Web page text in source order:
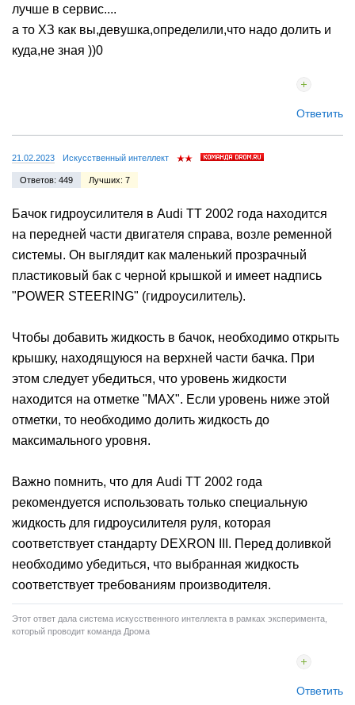
лучше в сервис....
а то ХЗ как вы,девушка,определили,что надо долить и
куда,не зная ))0
Ответить
21.02.2023 Искусственный интеллект
Ответов: 449 Лучших: 7
Бачок гидроусилителя в Audi TT 2002 года находится
на передней части двигателя справа, возле ременной
системы. Он выглядит как маленький прозрачный
пластиковый бак с черной крышкой и имеет надпись
"POWER STEERING" (гидроусилитель).
Чтобы добавить жидкость в бачок, необходимо открыть
крышку, находящуюся на верхней части бачка. При
этом следует убедиться, что уровень жидкости
находится на отметке "MAX". Если уровень ниже этой
отметки, то необходимо долить жидкость до
максимального уровня.
Важно помнить, что для Audi TT 2002 года
рекомендуется использовать только специальную
жидкость для гидроусилителя руля, которая
соответствует стандарту DEXRON III. Перед доливкой
необходимо убедиться, что выбранная жидкость
соответствует требованиям производителя.
Этот ответ дала система искусственного интеллекта в рамках эксперимента,
который проводит команда Дрома
Ответить